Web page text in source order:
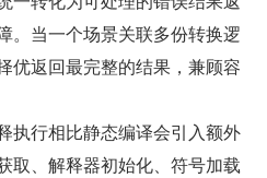
。当一个场景关联多份转换逻
优返回最完整的结果，兼顾容
执行相比静态编译会引入额外
取、解释器初始化、符号加载